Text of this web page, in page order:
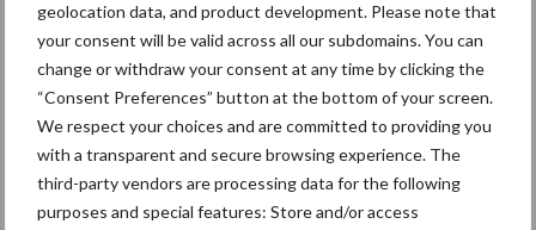
geolocation data, and product development. Please note that
your consent will be valid across all our subdomains. You can
change or withdraw your consent at any time by clicking the
“Consent Preferences” button at the bottom of your screen.
We respect your choices and are committed to providing you
with a transparent and secure browsing experience. The
third-party vendors are processing data for the following
purposes and special features: Store and/or access
22 dec
Kwaliteit als wapen tegen
internationale handelsdruk in de
veeteeltsector
22 dec
BoerenPerspectief en Erfcoaching
Overijssel: ondersteuning bij grote
keuzes